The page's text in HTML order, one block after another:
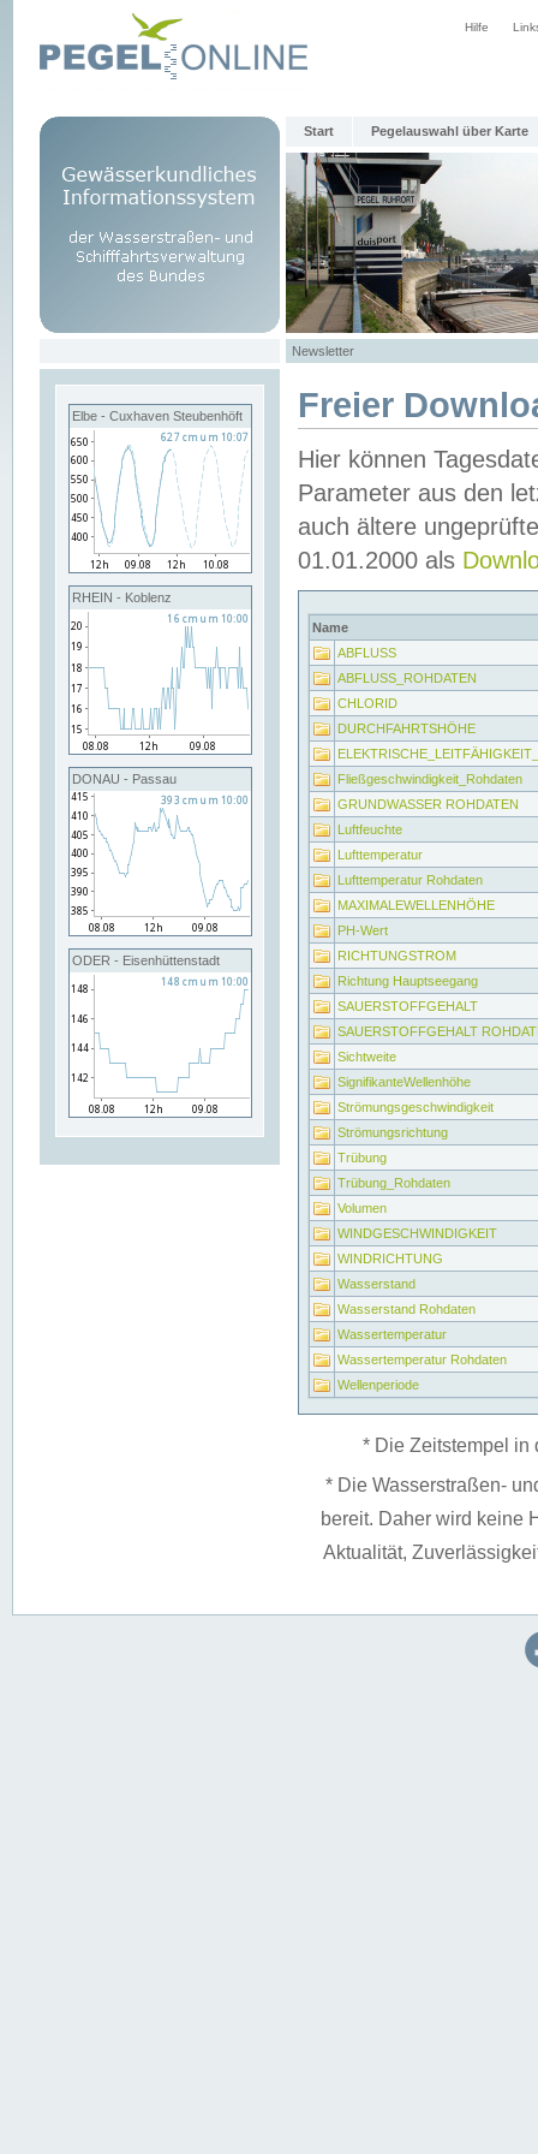
Hilfe
Start Pegelauswahl über Karte
Newsletter
Elbe - Cuxhaven Steubenhöft
RHEIN - Koblenz
DONAU - Passau
ODER - Eisenhüttenstadt
Freier
Hier können
Parameter aus den
auch ältere
01.01.2000 als
Name
ABFLUSS
ABFLUSS_ROHDATEN
CHLORID
DURCHFAHRTSHÖHE
Fließgeschwindigkeit_Rohdaten
GRUNDWASSER ROHDATEN
Luftfeuchte
Lufttemperatur
Lufttemperatur Rohdaten
MAXIMALEWELLENHÖHE
PH-Wert
RICHTUNGSTROM
Richtung Hauptseegang
SAUERSTOFFGEHALT
SAUERSTOFFGEHALT
Sichtweite
SignifikanteWellenhöhe
Strömungsgeschwindigkeit
Strömungsrichtung
Trübung
Trübung_Rohdaten
Volumen
WINDGESCHWINDIGKEIT
WINDRICHTUNG
Wasserstand
Wasserstand Rohdaten
Wassertemperatur
Wassertemperatur Rohdaten
Wellenperiode
* Die Zeitstempel in
* Die Wasserstraßen-
bereit. Daher wird keine
Aktualität,